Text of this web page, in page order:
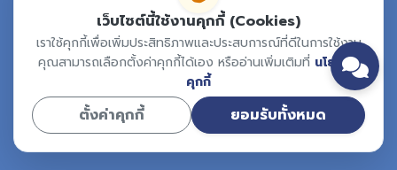
เว็บไซต์นี้ใช้งานคุกกี้ (Cookies)
เราใช้คุกกี้เพื่อเพิ่มประสิทธิภาพและประสบการณ์ที่ดีในการใช้งาน
คุณสามารถเลือกตั้งค่าคุกกี้ได้เอง หรืออ่านเพิ่มเติมที่ นโยบาย
คุกกี้
ตั้งค่าคุกกี้ ยอมรับทั้งหมด